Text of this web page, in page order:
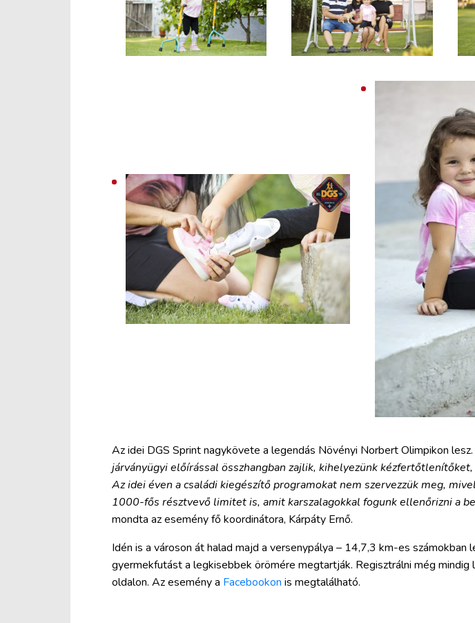
Az idei DGS Sprint nagykövete a legendás Növényi Norbert Olimpikon lesz.
járványügyi előírással összhangban zajlik, kihelyezünk
Az idei éven a családi kiegészítő programokat nem szervezzük meg,
1000-fős résztvevő limitet is, amit karszalagokkal fogunk ellenőrizni a
mondta az esemény fő koordinátora, Kárpáty Ernő.
Idén is a városon át halad majd a versenypálya – 14,7,3 km-es számokban
gyermekfutást a legkisebbek örömére megtartják. Regisztrálni még mindig
oldalon. Az esemény a Facebookon is megtalálható.